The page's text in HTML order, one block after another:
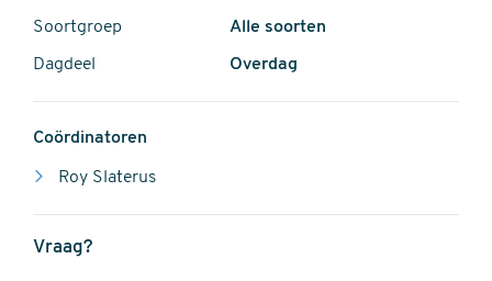
Soortgroep Alle soorten
Dagdeel Overdag
Coördinatoren
Roy Slaterus
Vraag?